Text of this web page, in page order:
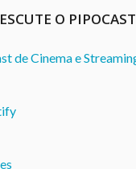
ESCUTE O PIPOCAST